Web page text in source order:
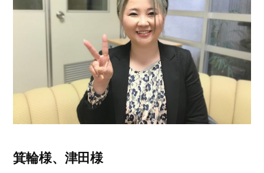
箕輪様、津田様